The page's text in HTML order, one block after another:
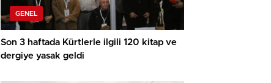
GENEL
Son 3 haftada Kürtlerle ilgili 120 kitap ve
dergiye yasak geldi